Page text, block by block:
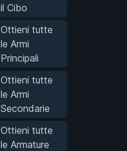
il Cibo
Ottieni tutte
le Armi
Principali
Ottieni tutte
le Armi
Secondarie
Ottieni tutte
le Armature